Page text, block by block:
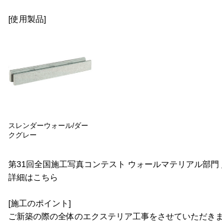
[使用製品]
スレンダーウォール/ダー
クグレー
第31回全国施工写真コンテスト ウォールマテリアル部門
詳細はこちら
[施工のポイント]
ご新築の際の全体のエクステリア工事をさせていただ